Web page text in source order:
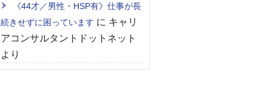
《44才／男性・HSP有》仕事が長
続きせずに困っています に キャリ
アコンサルタントドットネット
より